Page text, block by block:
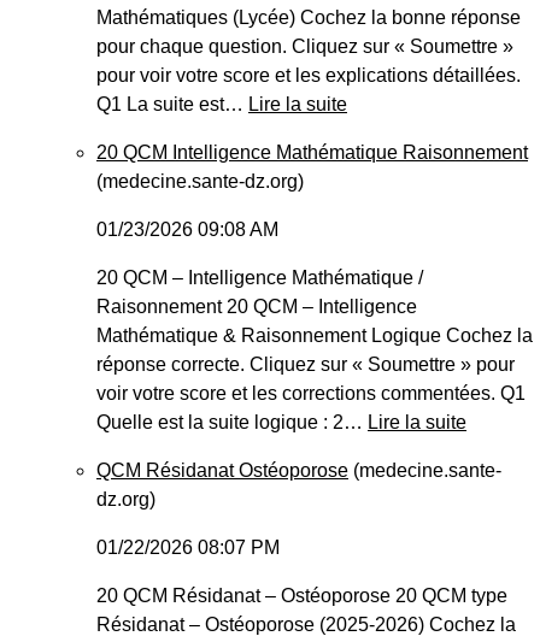
Mathématiques (Lycée) Cochez la bonne réponse
pour chaque question. Cliquez sur « Soumettre »
pour voir votre score et les explications détaillées.
Q1 La suite est… Lire la suite
20 QCM Intelligence Mathématique Raisonnement
(medecine.sante-dz.org)
01/23/2026 09:08 AM
20 QCM – Intelligence Mathématique /
Raisonnement 20 QCM – Intelligence
Mathématique & Raisonnement Logique Cochez la
réponse correcte. Cliquez sur « Soumettre » pour
voir votre score et les corrections commentées. Q1
Quelle est la suite logique : 2… Lire la suite
QCM Résidanat Ostéoporose (medecine.sante-
dz.org)
01/22/2026 08:07 PM
20 QCM Résidanat – Ostéoporose 20 QCM type
Résidanat – Ostéoporose (2025-2026) Cochez la